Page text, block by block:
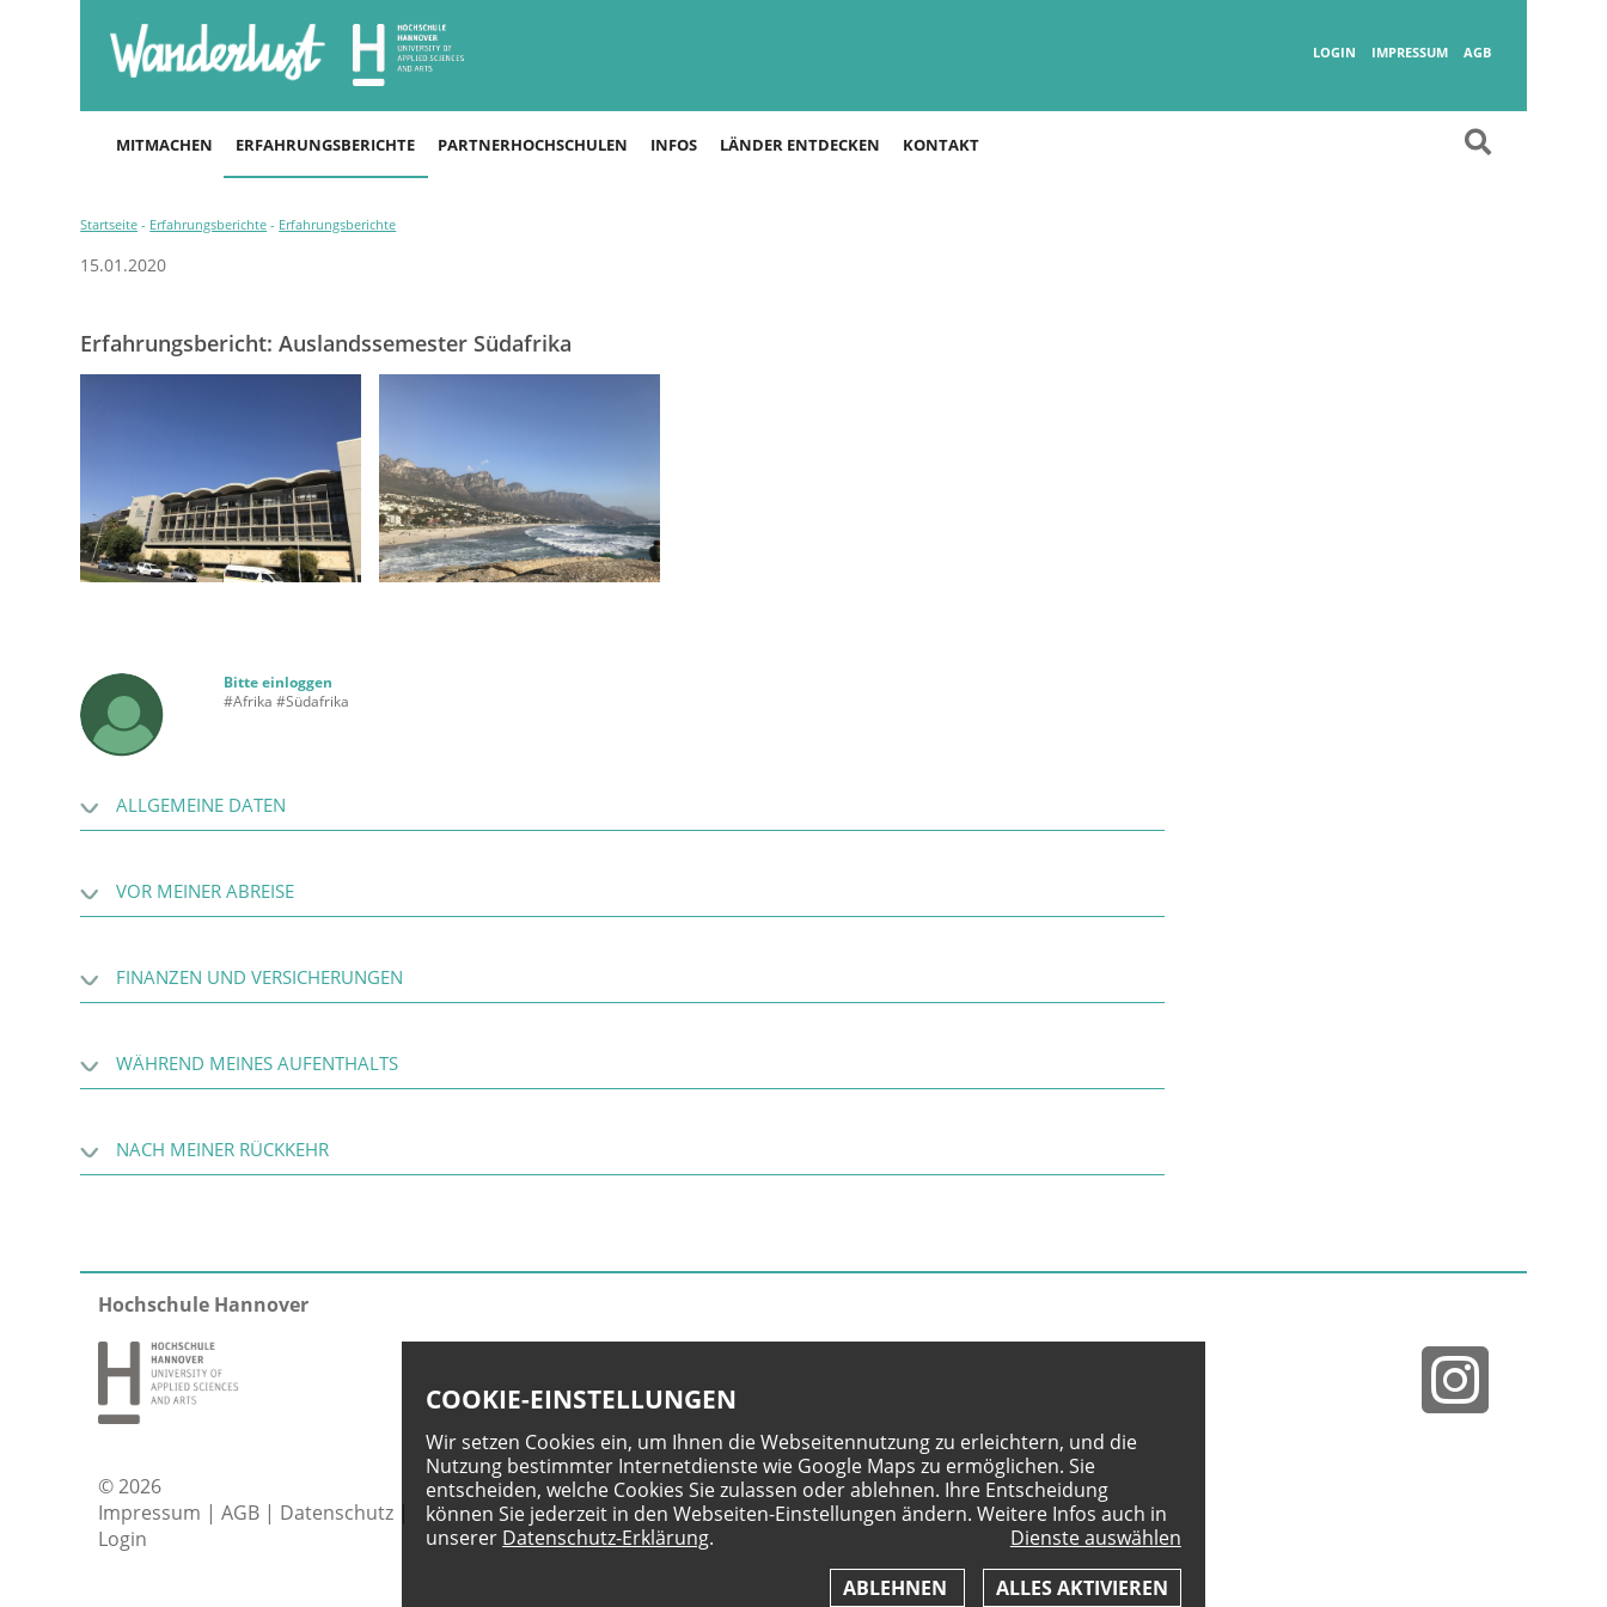
LOGIN IMPRESSUM AGB
MITMACHEN ERFAHRUNGSBERICHTE PARTNERHOCHSCHULEN INFOS LÄNDER ENTDECKEN KONTAKT
Startseite - Erfahrungsberichte - Erfahrungsberichte
15.01.2020
Erfahrungsbericht: Auslandssemester Südafrika
Bitte einloggen
#Afrika #Südafrika
ALLGEMEINE DATEN
VOR MEINER ABREISE
FINANZEN UND VERSICHERUNGEN
WÄHREND MEINES AUFENTHALTS
NACH MEINER RÜCKKEHR
Hochschule Hannover
© 2026
Impressum |AGB | Datenschutz |
Login
COOKIE-EINSTELLUNGEN
Wir setzen Cookies ein, um Ihnen die Webseitennutzung zu erleichtern, und die
Nutzung bestimmter Internetdienste wie Google Maps zu ermöglichen. Sie
entscheiden, welche Cookies Sie zulassen oder ablehnen. Ihre Entscheidung
können Sie jederzeit in den Webseiten-Einstellungen ändern. Weitere Infos auch in
unserer Datenschutz-Erklärung.
Dienste auswählen
ALLES AKTIVIEREN
ABLEHNEN